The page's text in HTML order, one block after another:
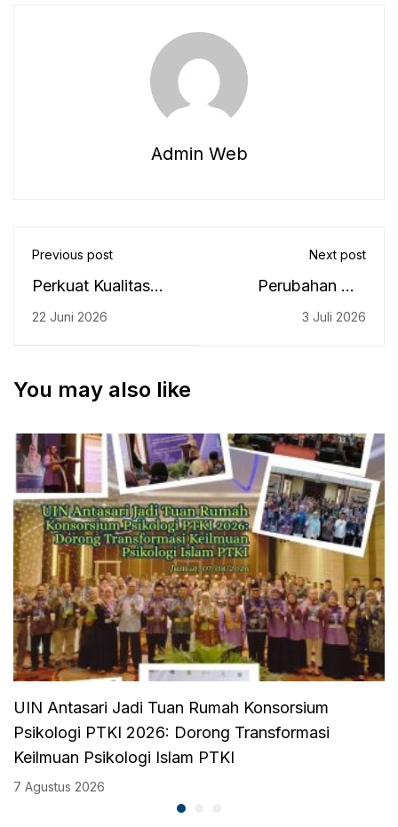
Admin Web
Previous post
Perkuat Kualitas
Akademik, Dua
Doktor
22 Juni 2026
Next post
Perubahan Diri
Dimulai dari
3 Juli 2026
You may also like
UIN Antasari Jadi Tuan Rumah Konsorsium
Psikologi PTKI 2026: Dorong Transformasi
Keilmuan Psikologi Islam PTKI
7 Agustus 2026